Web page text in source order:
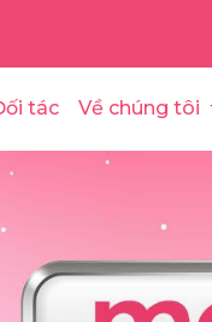
tác Về chúng tôi